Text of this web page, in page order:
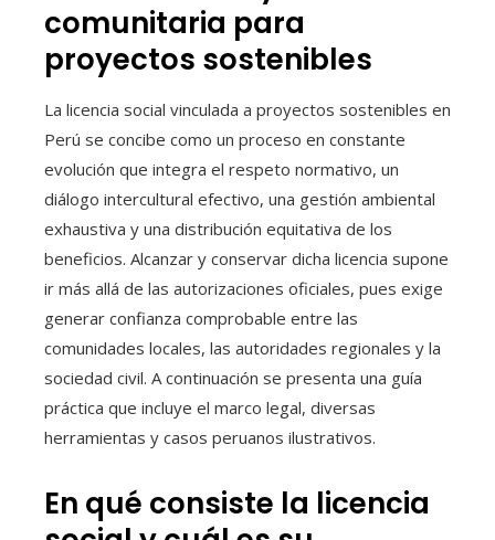
comunitaria para
proyectos sostenibles
La licencia social vinculada a proyectos sostenibles en
Perú se concibe como un proceso en constante
evolución que integra el respeto normativo, un
diálogo intercultural efectivo, una gestión ambiental
exhaustiva y una distribución equitativa de los
beneficios. Alcanzar y conservar dicha licencia supone
ir más allá de las autorizaciones oficiales, pues exige
generar confianza comprobable entre las
comunidades locales, las autoridades regionales y la
sociedad civil. A continuación se presenta una guía
práctica que incluye el marco legal, diversas
herramientas y casos peruanos ilustrativos.
En qué consiste la licencia